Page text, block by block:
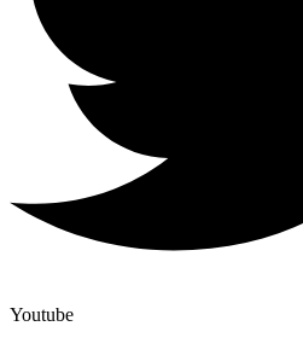
Youtube